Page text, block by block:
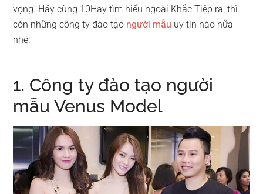
vọng. Hãy cùng 10Hay tìm hiểu ngoài Khắc Tiệp ra, thì
còn những công ty đào tạo người mẫu uy tín nào nữa
nhé:
1. Công ty đào tạo người
mẫu Venus Model